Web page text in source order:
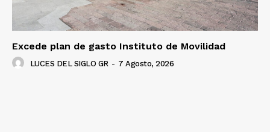
Excede plan de gasto Instituto de Movilidad
LUCES DEL SIGLO GR - 7 Agosto, 2026